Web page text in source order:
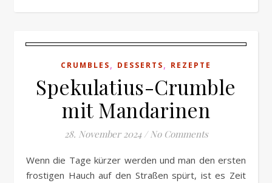
CRUMBLES, DESSERTS, REZEPTE
Spekulatius-Crumble
mit Mandarinen
28. November 2024 / No Comments
Wenn die Tage kürzer werden und man den ersten
frostigen Hauch auf den Straßen spürt, ist es Zeit